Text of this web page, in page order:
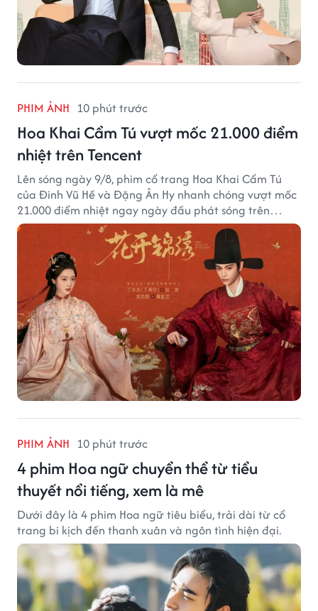
PHIM ẢNH 10 phút trước
Hoa Khai Cẩm Tú vượt mốc 21.000 điểm
nhiệt trên Tencent
Lên sóng ngày 9/8, phim cổ trang Hoa Khai Cẩm Tú
của Đinh Vũ Hề và Đặng Ân Hy nhanh chóng vượt mốc
21.000 điểm nhiệt ngay ngày đầu phát sóng trên
Tencent Video.
PHIM ẢNH 10 phút trước
4 phim Hoa ngữ chuyển thể từ tiểu
thuyết nổi tiếng, xem là mê
Dưới đây là 4 phim Hoa ngữ tiêu biểu, trải dài từ cổ
trang bi kịch đến thanh xuân và ngôn tình hiện đại.